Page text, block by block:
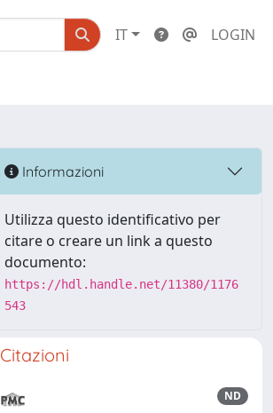
IT LOGIN
Informazioni
Utilizza questo identificativo per
citare o creare un link a questo
documento:
https://hdl.handle.net/11380/1176
543
Citazioni
ND